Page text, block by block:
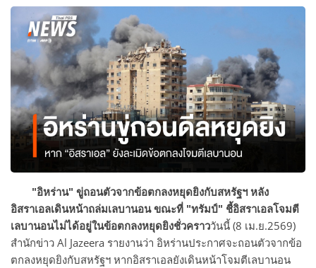
"อิหร่าน" ขู่ถอนตัวจากข้อตกลงหยุดยิงกับสหรัฐฯ หลัง
อิสราเอลเดินหน้าถล่มเลบานอน ขณะที่ "ทรัมป์" ชี้อิสราเอลโจมตี
เลบานอนไม่ได้อยู่ในข้อตกลงหยุดยิงชั่วคราววันนี้ (8 เม.ย.2569)
สำนักข่าว Al Jazeera รายงานว่า อิหร่านประกาศจะถอนตัวจากข้อ
ตกลงหยุดยิงกับสหรัฐฯ หากอิสราเอลยังเดินหน้าโจมตีเลบานอน